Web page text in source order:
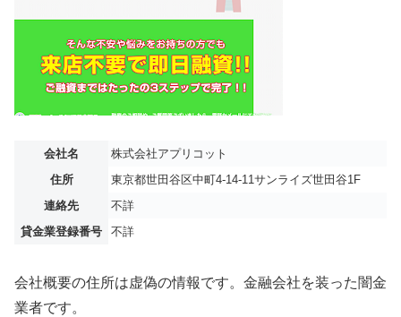
会社名
株式会社アプリコット
住所
東京都世田谷区中町4-14-11サンライズ世田谷1F
連絡先
不詳
貸金業登録番号
不詳
会社概要の住所は虚偽の情報です。金融会社を装った闇金
業者です。